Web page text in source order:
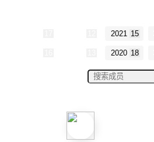
2021 15
2020 18